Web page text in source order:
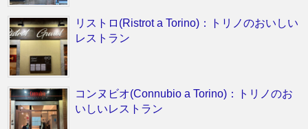
リストロ(Ristrot a Torino)：トリノのおいしい
レストラン
コンヌビオ(Connubio a Torino)：トリノのお
いしいレストラン